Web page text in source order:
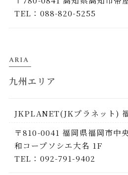
TEL：088-820-5255
ARIA
九州エリア
JKPLANET(JKプラネット)
〒810-0041 福岡県福岡市中
和コープソシエ大名 1F
TEL：092-791-9402